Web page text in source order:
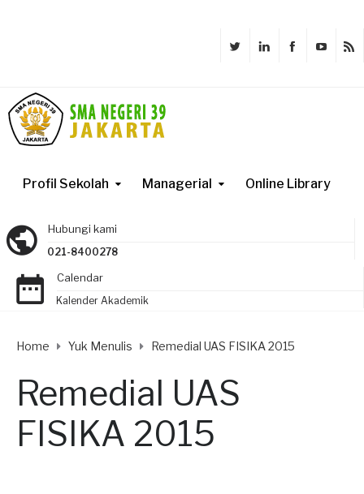
Profil Sekolah Managerial Online Library
Hubungi kami
021-8400278
Calendar
Kalender Akademik
Home Yuk Menulis Remedial UAS FISIKA 2015
Remedial UAS
FISIKA 2015